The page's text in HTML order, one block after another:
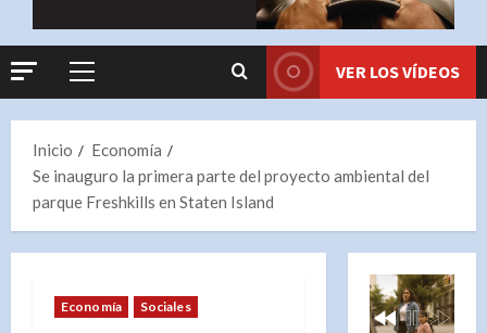
Menú
VER LOS VÍDEOS
Inicio
Economía
Se inauguro la primera parte del proyecto ambiental del
parque Freshkills en Staten Island
Economía Sociales